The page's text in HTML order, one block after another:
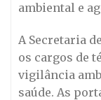
ambiental e
A Secretaria
os cargos de
vigilância
saúde. As